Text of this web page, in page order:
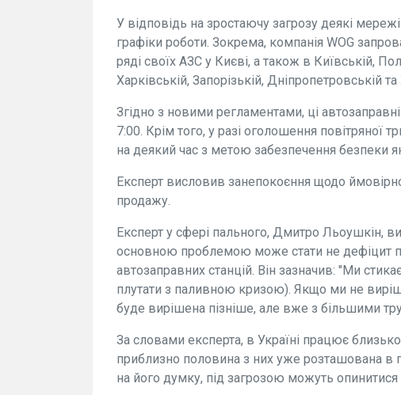
У відповідь на зростаючу загрозу деякі
графіки роботи. Зокрема, компанія WOG
ряді своїх АЗС у Києві, а також в Київській,
Харківській, Запорізькій, Дніпропетровській
Згідно з новими регламентами, ці
7:00. Крім того, у разі оголошення повітряної
на деякий час з метою забезпечення безпеки
Експерт висловив занепокоєння щодо
продажу.
Експерт у сфері пального, Дмитро Льоушкін,
основною проблемою може стати не дефіцит
автозаправних станцій. Він зазначив: "Ми
плутати з паливною кризою). Якщо ми не
буде вирішена пізніше, але вже з більшими
За словами експерта, в Україні працює
приблизно половина з них уже розташована в
на його думку, під загрозою можуть опинитися